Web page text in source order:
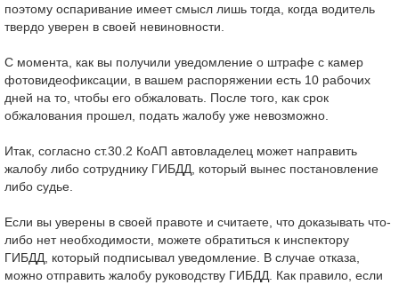
поэтому оспаривание имеет смысл лишь тогда, когда водитель
твердо уверен в своей невиновности.
С момента, как вы получили уведомление о штрафе с камер
фотовидеофиксации, в вашем распоряжении есть 10 рабочих
дней на то, чтобы его обжаловать. После того, как срок
обжалования прошел, подать жалобу уже невозможно.
Итак, согласно ст.30.2 КоАП автовладелец может направить
жалобу либо сотруднику ГИБДД, который вынес постановление
либо судье.
Если вы уверены в своей правоте и считаете, что доказывать что-
либо нет необходимости, можете обратиться к инспектору
ГИБДД, который подписывал уведомление. В случае отказа,
можно отправить жалобу руководству ГИБДД. Как правило, если